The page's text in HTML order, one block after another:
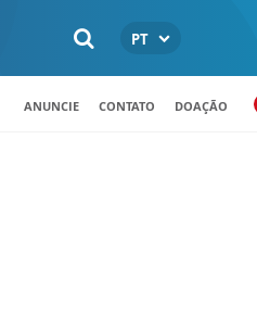
PT
ANUNCIE CONTATO DOAÇÃO